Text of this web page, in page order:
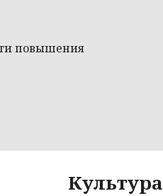
повышения
Культура